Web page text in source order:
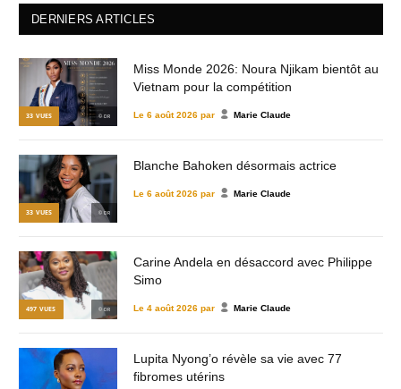
DERNIERS ARTICLES
33 VUES © DR
Miss Monde 2026: Noura Njikam bientôt au
Vietnam pour la compétition
Le 6 août 2026 par Marie Claude
33 VUES © DR
Blanche Bahoken désormais actrice
Le 6 août 2026 par Marie Claude
497 VUES © DR
Carine Andela en désaccord avec Philippe
Simo
Le 4 août 2026 par Marie Claude
Lupita Nyong’o révèle sa vie avec 77
fibromes utérins